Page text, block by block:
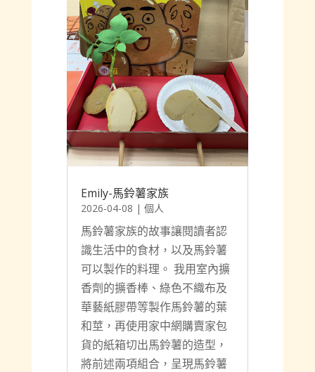
Emily-馬鈴薯家族
2026-04-08 | 個人
馬鈴薯家族的故事讓閱讀者認
識生活中的食材，以及馬鈴薯
可以製作的料理。 我用室內擴
香劑的擴香棒、綠色不織布及
華藝紙膠帶等製作馬鈴薯的葉
和莖，再使用家中網購賣家包
貨的紙箱切出馬鈴薯的造型，
將前述兩項組合，呈現馬鈴薯